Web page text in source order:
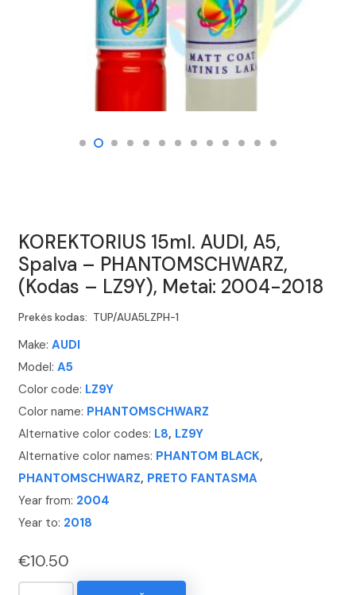
KOREKTORIUS 15ml. AUDI, A5,
Spalva – PHANTOMSCHWARZ,
(Kodas – LZ9Y), Metai: 2004-2018
Prekės kodas: TUP/AUA5LZPH-1
Make: AUDI
Model: A5
Color code: LZ9Y
Color name: PHANTOMSCHWARZ
Alternative color codes: L8, LZ9Y
Alternative color names: PHANTOM BLACK,
PHANTOMSCHWARZ, PRETO FANTASMA
Year from: 2004
Year to: 2018
€10.50